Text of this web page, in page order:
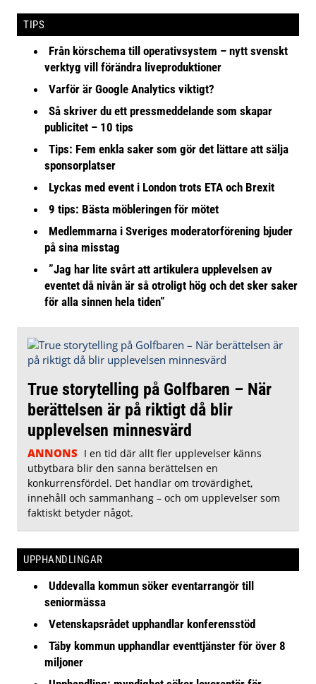
TIPS
Från körschema till operativsystem – nytt svenskt
verktyg vill förändra liveproduktioner
Varför är Google Analytics viktigt?
Så skriver du ett pressmeddelande som skapar
publicitet – 10 tips
Tips: Fem enkla saker som gör det lättare att sälja
sponsorplatser
Lyckas med event i London trots ETA och Brexit
9 tips: Bästa möbleringen för mötet
Medlemmarna i Sveriges moderatorförening bjuder
på sina misstag
”Jag har lite svårt att artikulera upplevelsen av
eventet då nivån är så otroligt hög och det sker saker
för alla sinnen hela tiden”
True storytelling på Golfbaren – När
berättelsen är på riktigt då blir
upplevelsen minnesvärd
ANNONS I en tid där allt fler upplevelser känns
utbytbara blir den sanna berättelsen en
konkurrensfördel. Det handlar om trovärdighet,
innehåll och sammanhang – och om upplevelser som
faktiskt betyder något.
UPPHANDLINGAR
Uddevalla kommun söker eventarrangör till
seniormässa
Vetenskapsrådet upphandlar konferensstöd
Täby kommun upphandlar eventtjänster för över 8
miljoner